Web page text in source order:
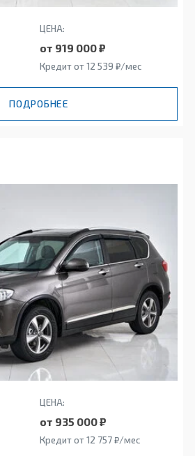
ЦЕНА:
от 919 000 ₽
Кредит от 12 539 ₽/мес
ПОДРОБНЕЕ
ЦЕНА:
от 935 000 ₽
Кредит от 12 757 ₽/мес